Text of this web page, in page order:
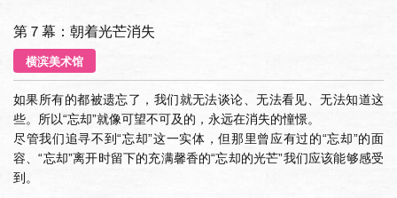
第７幕：朝着光芒消失
横滨美术馆
如果所有的都被遗忘了，我们就无法谈论、无法看见、无法知道这
些。所以“忘却”就像可望不可及的，永远在消失的憧憬。
尽管我们追寻不到“忘却”这一实体，但那里曾应有过的“忘却”的面
容、“忘却”离开时留下的充满馨香的“忘却的光芒”我们应该能够感受
到。